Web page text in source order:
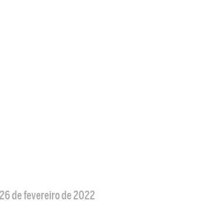
de fevereiro de 2022